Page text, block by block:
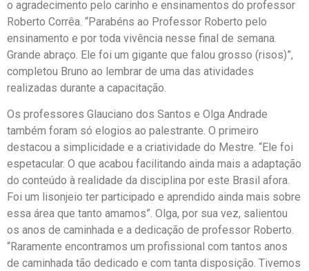
o agradecimento pelo carinho e ensinamentos do professor
Roberto Corrêa. “Parabéns ao Professor Roberto pelo
ensinamento e por toda vivência nesse final de semana.
Grande abraço. Ele foi um gigante que falou grosso (risos)”,
completou Bruno ao lembrar de uma das atividades
realizadas durante a capacitação.
Os professores Glauciano dos Santos e Olga Andrade
também foram só elogios ao palestrante. O primeiro
destacou a simplicidade e a criatividade do Mestre. “Ele foi
espetacular. O que acabou facilitando ainda mais a adaptação
do conteúdo à realidade da disciplina por este Brasil afora.
Foi um lisonjeio ter participado e aprendido ainda mais sobre
essa área que tanto amamos”. Olga, por sua vez, salientou
os anos de caminhada e a dedicação de professor Roberto.
“Raramente encontramos um profissional com tantos anos
de caminhada tão dedicado e com tanta disposição. Tivemos